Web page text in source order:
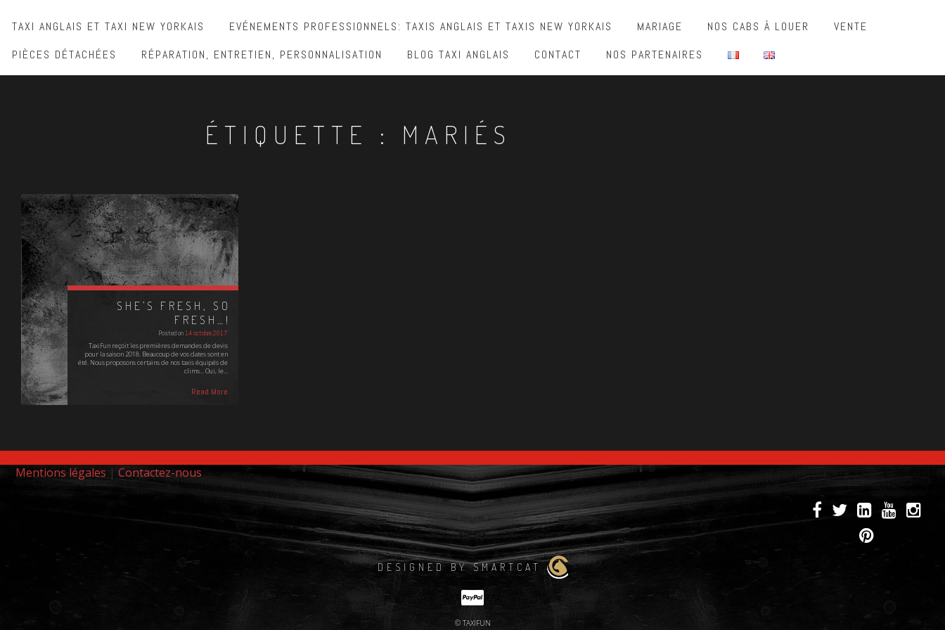
TAXI ANGLAIS ET TAXI NEW YORKAIS EVÉNEMENTS PROFESSIONNELS: TAXIS ANGLAIS ET TAXIS NEW YORKAIS MARIAGE NOS CABS À LOUER
VENTE
PIÈCES DÉTACHÉES
RÉPARATION, ENTRETIEN, PERSONNALISATION BLOG TAXI ANGLAIS CONTACT NOS PARTENAIRES
ÉTIQUETTE : MARIÉS
SHE’S FRESH, SO
FRESH…!
Posted on14 octobre 2017
TaxiFun reçoit les premières demandes de devis
pour la saison 2018. Beaucoup de vos dates sont en
été. Nous proposons certains de nos taxis équipés de
clims... Oui, le…
Read More
Mentions légales | Contactez-nous
DESIGNED BY SMARTCAT
© TAXIFUN